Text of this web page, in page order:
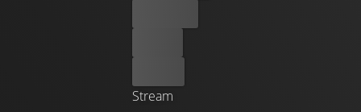
Stream